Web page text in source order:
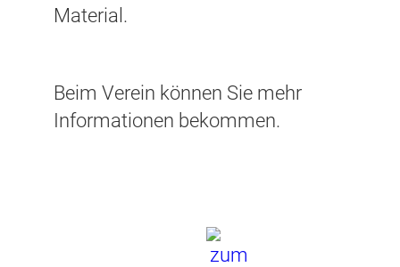
Material.
Beim Verein können Sie mehr
Informationen bekommen.